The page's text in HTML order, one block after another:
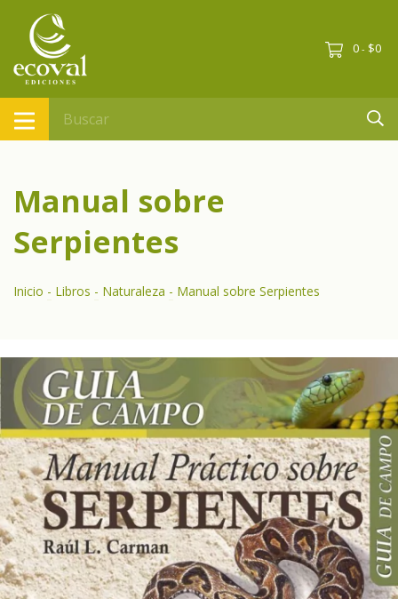
0 - $0
Manual sobre
Serpientes
Inicio - Libros - Naturaleza - Manual sobre Serpientes